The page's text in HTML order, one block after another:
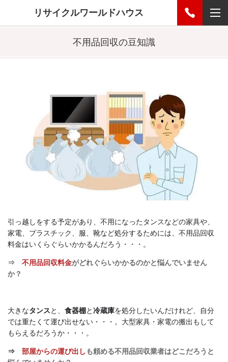
リサイクルワールドハウス
不用品回収の豆知識
引っ越しをする予定があり、不用になったタンスなどの家具や、
家電、プラスチック、服、靴など処分するためには、不用品回収
料金はいくらぐらいかかるんだろう・・・。
⇒ 不用品回収料金がどれぐらいかかるのかと悩んでいません
か？
大きなタンスと、 食器棚 と冷蔵庫を処分したいんだけれど、自分
では重たくて運び出せない・・・。大型家具・家電の搬出もして
もらえるだろうか・・・。
⇒ 部屋からの運び出しも頼める不用品回収業者はどこだろうと